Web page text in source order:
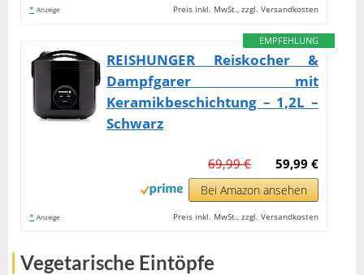
* Anzeige Preis inkl. MwSt., zzgl. Versandkosten
EMPFEHLUNG
REISHUNGER Reiskocher &
Dampfgarer mit
Keramikbeschichtung – 1,2L –
Schwarz
59,99 €
69,99 €
Bei Amazon ansehen
* Anzeige Preis inkl. MwSt., zzgl. Versandkosten
Vegetarische Eintöpfe